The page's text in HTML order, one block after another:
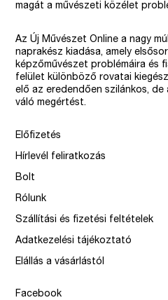
magát a művészeti közélet
Az Új Művészet Online a nagy
naprakész kiadása, amely
képzőművészet problémáira és
felület különböző rovatai
elő az eredendően szilánkos,
váló megértést.
Előfizetés
Hírlevél feliratkozás
Bolt
Rólunk
Szállítási és fizetési feltételek
Adatkezelési tájékoztató
Elállás a vásárlástól
Facebook